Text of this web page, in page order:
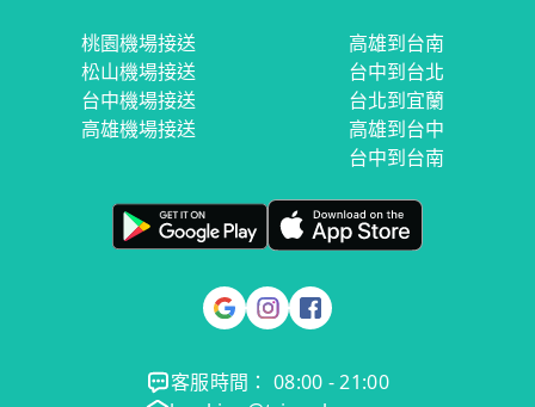
桃園機場接送
松山機場接送
台中機場接送
高雄機場接送
高雄到台南
台中到台北
台北到宜蘭
高雄到台中
台中到台南
客服時間： 08:00 - 21:00